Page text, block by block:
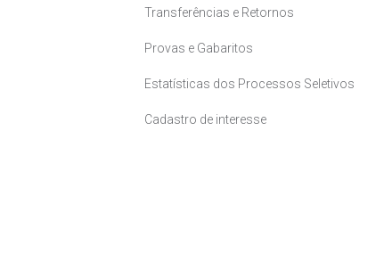
Transferências e Retornos
Provas e Gabaritos
Estatísticas dos Processos Seletivos
Cadastro de interesse